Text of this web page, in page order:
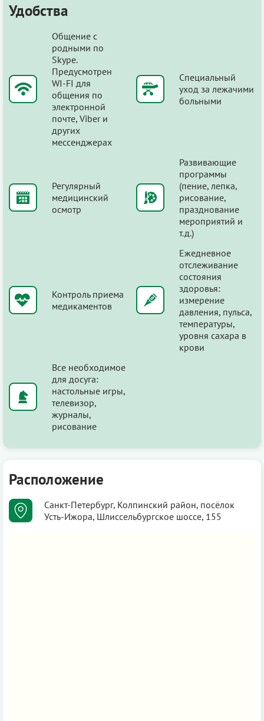
Удобства
Общение с
родными по
Skype.
Предусмотрен
WI-FI для
общения по
электронной
почте, Viber и
других
мессенджерах
Специальный
уход за лежачими
больными
Регулярный
медицинский
осмотр
Развивающие
программы
(пение, лепка,
рисование,
празднование
мероприятий и
т.д.)
Контроль приема
медикаментов
Ежедневное
отслеживание
состояния
здоровья:
измерение
давления, пульса,
температуры,
уровня сахара в
крови
Все необходимое
для досуга:
настольные игры,
телевизор,
журналы,
рисование
Расположение
Санкт-Петербург, Колпинский район, посёлок
Усть-Ижора, Шлиссельбургское шоссе, 155